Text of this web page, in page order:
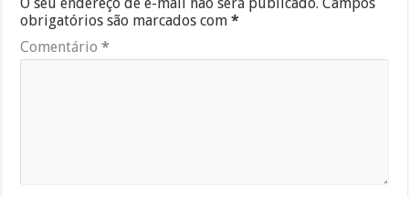
obrigatórios são marcados com*
Comentário*